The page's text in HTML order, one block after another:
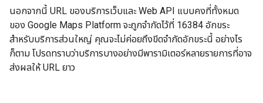
นอกจากนี้ URL ของบริการเว็บและ Web API แบบคงที่ทั้งหมด
ของ Google Maps Platform จะถูกจำกัดไว้ที่ 16384 อักขระ
สำหรับบริการส่วนใหญ่ คุณจะไม่ค่อยถึงขีดจำกัดอักขระนี้ อย่างไร
ก็ตาม โปรดทราบว่าบริการบางอย่างมีพารามิเตอร์หลายรายการที่อาจ
ส่งผลให้ URL ยาว